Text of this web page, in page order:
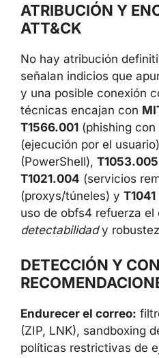
ATRIBUCIÓN Y
ATT&CK
No hay atribución
señalan indicios que
y una posible conexión
técnicas encajan con
T1566.001 (phishing
(ejecución por el
(PowerShell), T1053.005
T1021.004 (servicios
(proxys/túneles) y T1041
uso de obfs4 refuerza el
detectabilidady
DETECCIÓN Y
Endurecer el correo:
(ZIP, LNK), sandboxing
políticas restrictivas de